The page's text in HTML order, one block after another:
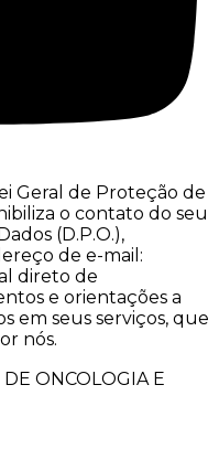
Geral de Proteção de
o contato do seu
(D.P.O.),
de e-mail:
direto de
e orientações a
em seus serviços, que
nós.
ONCOLOGIA E